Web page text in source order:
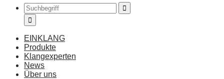
EINKLANG
Produkte
Klangexperten
News
Über uns